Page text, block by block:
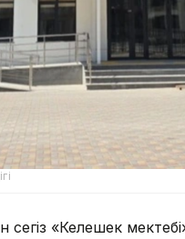
сегіз «Келешек